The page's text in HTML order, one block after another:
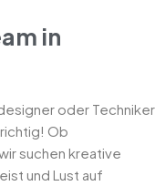
in
oder Techniker
Ob
suchen kreative
und Lust auf